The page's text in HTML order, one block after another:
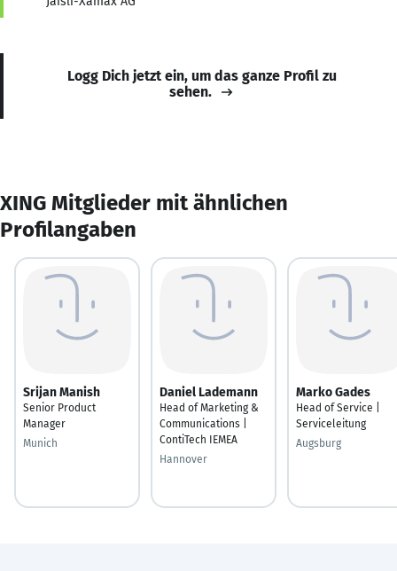
Logg Dich jetzt ein, um das ganze Profil zu
sehen.
XING Mitglieder mit ähnlichen
Profilangaben
Srijan Manish
Senior Product
Manager
Munich
Daniel Lademann
Head of Marketing &
Communications |
ContiTech IEMEA
Hannover
Marko Gades
Head of Service |
Serviceleitung
Augsburg